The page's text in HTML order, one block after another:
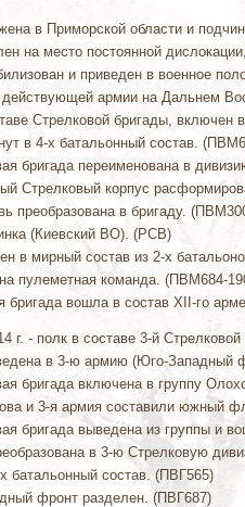
в Приморской области и
на место постоянной
и приведен в военное
действующей армии на Дальнем
Стрелковой бригады,
в 4-х батальонный состав.
бригада переименована в
Стрелковый корпус
преобразована в бригаду.
(Киевский ВО). (РСВ)
в мирный состав из 2-х
пулеметная команда. (ПВМ684-
бригада вошла в состав XII-го
г. - полк в составе 3-й
в 3-ю армию (Юго-
бригада включена в группу
и 3-я армия составили южный
бригада выведена из группы и
в 3-ю Стрелковую
батальонный состав. (ПВГ565)
фронт разделен. (ПВГ687)